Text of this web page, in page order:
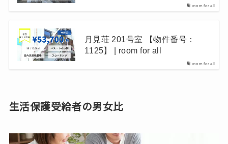
room for all
room for all
月見荘 201号室 【物件番号：
1125】 | room for all
生活保護受給者の男女比